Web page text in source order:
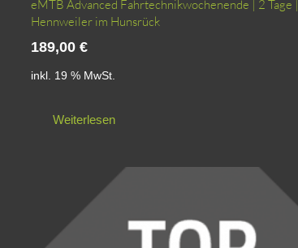
eMTB Advanced Fahrtechnikwochenende | 2 Tage |
Hennweiler im Hunsrück
189,00 €
inkl. 19 % MwSt.
Weiterlesen